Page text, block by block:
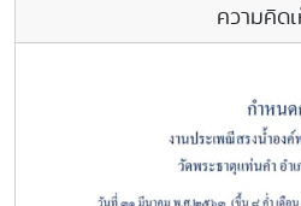
ความคิด